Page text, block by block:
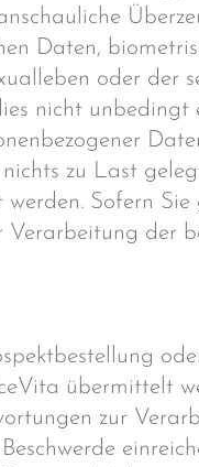
Daten,
oder der
nicht
zu Last
Sofern
Verarbeitung der
übermittelt
zur